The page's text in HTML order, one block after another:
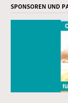
SPONSOREN UND